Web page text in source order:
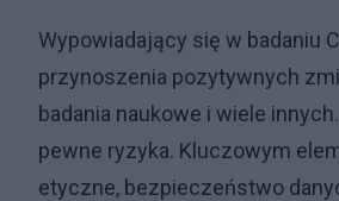
Wypowiadający się w badaniu
przynoszenia pozytywnych
badania naukowe i wiele
pewne ryzyka. Kluczowym
etyczne, bezpieczeństwo